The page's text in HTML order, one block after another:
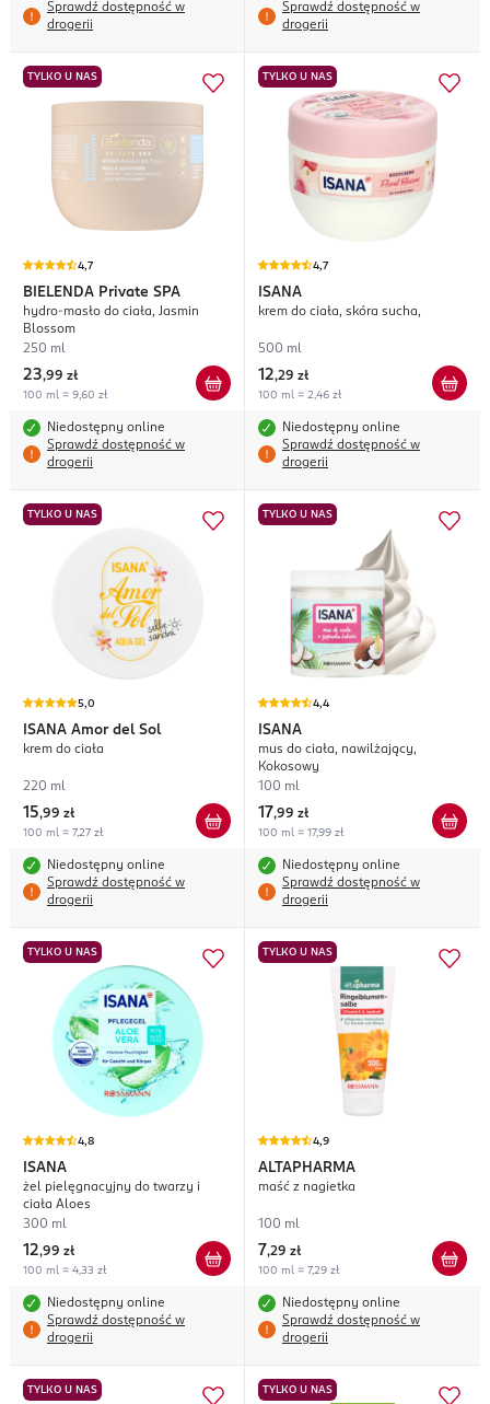
Sprawdź dostępność w
drogerii
Sprawdź dostępność w
drogerii
TYLKO U NAS
4,7
BIELENDA Private SPA
hydro-masło do ciała, Jasmin
Blossom
250 ml
23,99 zł
100 ml = 9,60 zł
Niedostępny online
Sprawdź dostępność w
drogerii
TYLKO U NAS
4,7
ISANA
krem do ciała, skóra sucha,
500 ml
12,29 zł
100 ml = 2,46 zł
Niedostępny online
Sprawdź dostępność w
drogerii
TYLKO U NAS
5,0
ISANA Amor del Sol
krem do ciała
220 ml
15,99 zł
100 ml = 7,27 zł
Niedostępny online
Sprawdź dostępność w
drogerii
TYLKO U NAS
4,4
ISANA
mus do ciała, nawilżający,
Kokosowy
100 ml
17,99 zł
100 ml = 17,99 zł
Niedostępny online
Sprawdź dostępność w
drogerii
TYLKO U NAS
4,8
ISANA
żel pielęgnacyjny do twarzy i
ciała Aloes
300 ml
12,99 zł
100 ml = 4,33 zł
Niedostępny online
Sprawdź dostępność w
drogerii
TYLKO U NAS
4,9
ALTAPHARMA
maść z nagietka
100 ml
7,29 zł
100 ml = 7,29 zł
Niedostępny online
Sprawdź dostępność w
drogerii
TYLKO U NAS TYLKO U NAS